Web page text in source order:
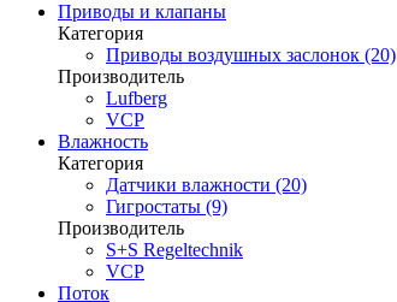
Приводы и клапаны
Категория
Приводы воздушных заслонок (20)
Производитель
Lufberg
VCP
Влажность
Категория
Датчики влажности (20)
Гигростаты (9)
Производитель
S+S Regeltechnik
VCP
Поток